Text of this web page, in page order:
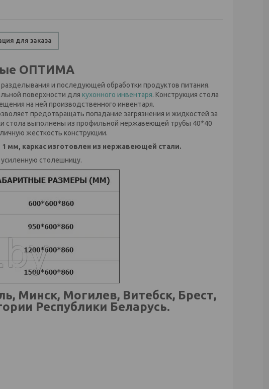
для заказа
ОПТИМА
и последующей обработки продуктов питания.
поверхности для кухонного инвентаря. Конструкция стола
на ней производственного инвентаря.
предотвращать попадание загрязнения и жидкостей за
стола выполнены из профильной нержавеющей трубы 40*40
жесткость конструкции.
мм, каркас изготовлен из нержавеющей стали.
столешницу.
Минск, Могилев, Витебск, Брест,
Республики Беларусь.